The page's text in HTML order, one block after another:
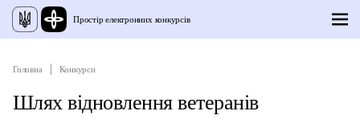
Простір електронних конкурсів
Головна Конкурси
Шлях відновлення ветеранів